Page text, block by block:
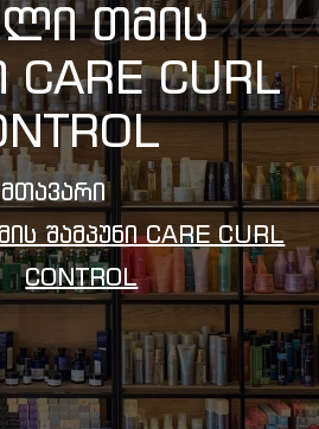
Თმის
CARE CURL
Მთავარი
Შამპუნი CARE CURL
CONTROL